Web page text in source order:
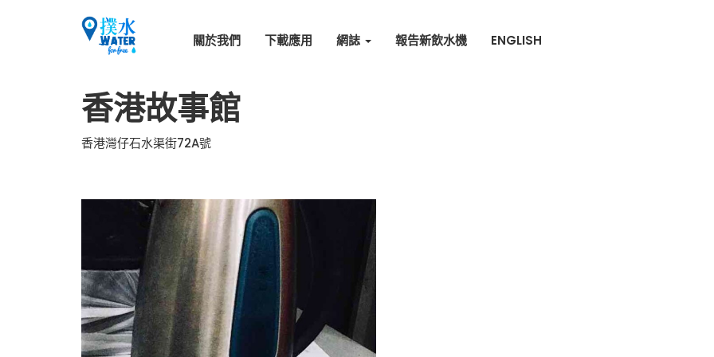
關於我們 下載應用 網誌 報告新飲水機 ENGLISH
香港故事館
香港灣仔石水渠街72A號